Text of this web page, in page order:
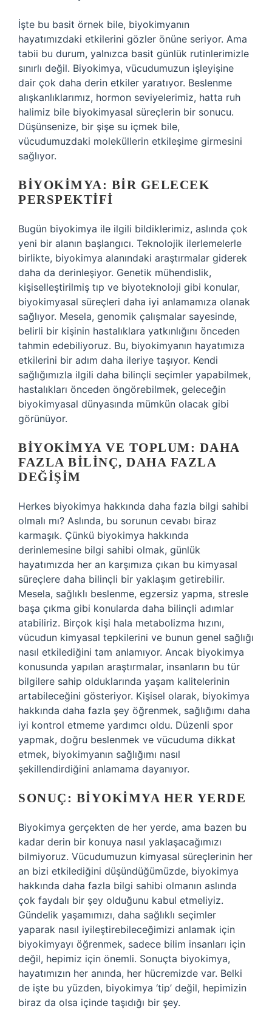
İşte bu basit örnek bile, biyokimyanın
hayatımızdaki etkilerini gözler önüne seriyor. Ama
tabii bu durum, yalnızca basit günlük rutinlerimizle
sınırlı değil. Biyokimya, vücudumuzun işleyişine
dair çok daha derin etkiler yaratıyor. Beslenme
alışkanlıklarımız, hormon seviyelerimiz, hatta ruh
halimiz bile biyokimyasal süreçlerin bir sonucu.
Düşünsenize, bir şişe su içmek bile,
vücudumuzdaki moleküllerin etkileşime girmesini
sağlıyor.
BIYOKIMYA: BIR GELECEK
PERSPEKTIFI
Bugün biyokimya ile ilgili bildiklerimiz, aslında çok
yeni bir alanın başlangıcı. Teknolojik ilerlemelerle
birlikte, biyokimya alanındaki araştırmalar giderek
daha da derinleşiyor. Genetik mühendislik,
kişiselleştirilmiş tıp ve biyoteknoloji gibi konular,
biyokimyasal süreçleri daha iyi anlamamıza olanak
sağlıyor. Mesela, genomik çalışmalar sayesinde,
belirli bir kişinin hastalıklara yatkınlığını önceden
tahmin edebiliyoruz. Bu, biyokimyanın hayatımıza
etkilerini bir adım daha ileriye taşıyor. Kendi
sağlığımızla ilgili daha bilinçli seçimler yapabilmek,
hastalıkları önceden öngörebilmek, geleceğin
biyokimyasal dünyasında mümkün olacak gibi
görünüyor.
BIYOKIMYA VE TOPLUM: DAHA
FAZLA BILINÇ, DAHA FAZLA
DEĞIŞIM
Herkes biyokimya hakkında daha fazla bilgi sahibi
olmalı mı? Aslında, bu sorunun cevabı biraz
karmaşık. Çünkü biyokimya hakkında
derinlemesine bilgi sahibi olmak, günlük
hayatımızda her an karşımıza çıkan bu kimyasal
süreçlere daha bilinçli bir yaklaşım getirebilir.
Mesela, sağlıklı beslenme, egzersiz yapma, stresle
başa çıkma gibi konularda daha bilinçli adımlar
atabiliriz. Birçok kişi hala metabolizma hızını,
vücudun kimyasal tepkilerini ve bunun genel sağlığı
nasıl etkilediğini tam anlamıyor. Ancak biyokimya
konusunda yapılan araştırmalar, insanların bu tür
bilgilere sahip olduklarında yaşam kalitelerinin
artabileceğini gösteriyor. Kişisel olarak, biyokimya
hakkında daha fazla şey öğrenmek, sağlığımı daha
iyi kontrol etmeme yardımcı oldu. Düzenli spor
yapmak, doğru beslenmek ve vücuduma dikkat
etmek, biyokimyanın sağlığımı nasıl
şekillendirdiğini anlamama dayanıyor.
SONUÇ: BIYOKIMYA HER YERDE
Biyokimya gerçekten de her yerde, ama bazen bu
kadar derin bir konuya nasıl yaklaşacağımızı
bilmiyoruz. Vücudumuzun kimyasal süreçlerinin her
an bizi etkilediğini düşündüğümüzde, biyokimya
hakkında daha fazla bilgi sahibi olmanın aslında
çok faydalı bir şey olduğunu kabul etmeliyiz.
Gündelik yaşamımızı, daha sağlıklı seçimler
yaparak nasıl iyileştirebileceğimizi anlamak için
biyokimyayı öğrenmek, sadece bilim insanları için
değil, hepimiz için önemli. Sonuçta biyokimya,
hayatımızın her anında, her hücremizde var. Belki
de işte bu yüzden, biyokimya ‘tip’ değil, hepimizin
biraz da olsa içinde taşıdığı bir şey.